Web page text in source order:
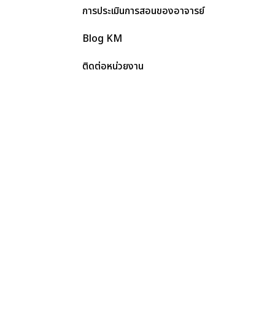
การประเมินการสอนของอาจารย์
Blog KM
ติดต่อหน่วยงาน